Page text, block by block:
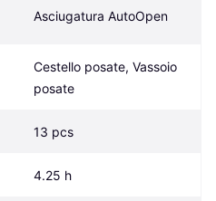
Asciugatura AutoOpen
Cestello posate, Vassoio
posate
13 pcs
4.25 h